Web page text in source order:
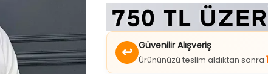
↩ Güvenilir Alışveriş
Ürününüzü teslim aldıktan sonra